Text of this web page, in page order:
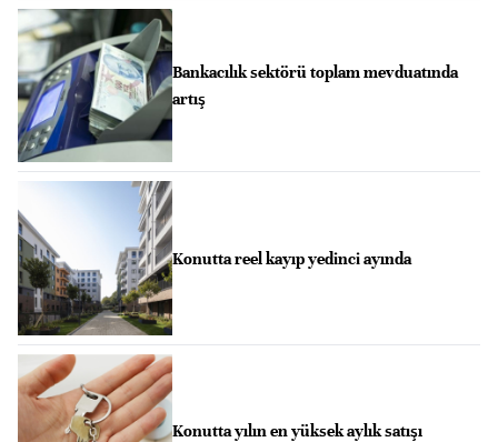
Bankacılık sektörü toplam mevduatında
artış
Konutta reel kayıp yedinci ayında
Konutta yılın en yüksek aylık satışı